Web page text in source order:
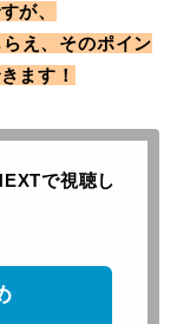
が、
え、そのポイン
ます！
で視聴し